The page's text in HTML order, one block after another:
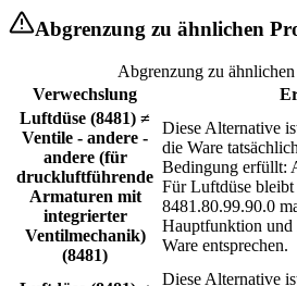
Abgrenzung zu ähnlichen
Abgrenzung zu
Verwechslung
Luftdüse (8481) ≠
Ventile - andere -
andere (für
druckluftführende
Armaturen mit
integrierter
Ventilmechanik)
(8481)
Diese Alternative
die Ware
Bedingung erfüllt:
Für Luftdüse
8481.80.99.90.0
Hauptfunktion und
Ware entsprechen.
Diese Alternative